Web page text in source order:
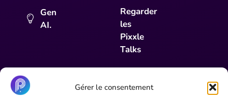
Gérer le consentement
Gen
AI.
Regarder
les
Pixxle
Talks